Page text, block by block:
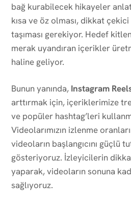
bağ kurabilecek hikayeler
kısa ve öz olması, dikkat
taşıması gerekiyor. Hedef
merak uyandıran içerikler
haline geliyor.
Bunun yanında, Instagram
arttırmak için, içeriklerimize
ve popüler hashtag’leri
Videolarımızın izlenme
videoların başlangıcını güçlü
gösteriyoruz. İzleyicilerin
yaparak, videoların sonuna
sağlıyoruz.